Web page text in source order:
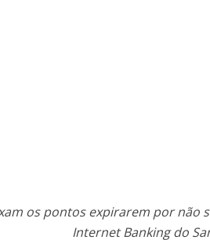
os pontos expirarem por não
Internet Banking do